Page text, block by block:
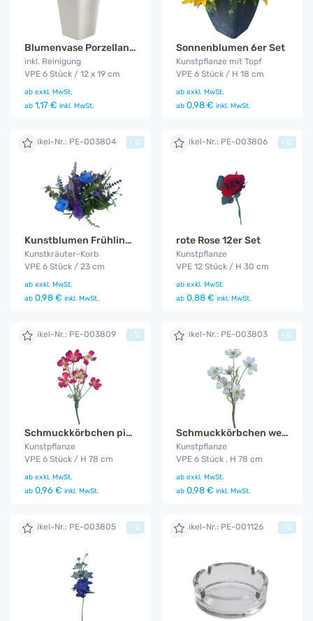
Blumenvase Porzellan 6er Set
inkl. Reinigung
VPE 6 Stück / 12 x 19 cm
ab exkl. MwSt.
ab 1,17 € inkl. MwSt.
Sonnenblumen 6er Set
Kunstpflanze mit Topf
VPE 6 Stück / H 18 cm
ab exkl. MwSt.
ab 0,98 € inkl. MwSt.
Artikel-Nr.: PE-003804
Kunstblumen Frühling / 6er Set
Kunstkräuter-Korb
VPE 6 Stück / 23 cm
ab exkl. MwSt.
ab 0,98 € inkl. MwSt.
+ Artikel-Nr.: PE-003806
rote Rose 12er Set
Kunstpflanze
VPE 12 Stück / H 30 cm
ab exkl. MwSt.
ab 0,88 € inkl. MwSt.
+
Artikel-Nr.: PE-003809
Schmuckkörbchen pink 6er Set
Kunstpflanze
VPE 6 Stück / H 78 cm
ab exkl. MwSt.
ab 0,96 € inkl. MwSt.
+ Artikel-Nr.: PE-003803
Schmuckkörbchen weiß 6er Set
Kunstpflanze
VPE 6 Stück , H 78 cm
ab exkl. MwSt.
ab 0,98 € inkl. MwSt.
+
Artikel-Nr.: PE-003805 + Artikel-Nr.: PE-001126 +